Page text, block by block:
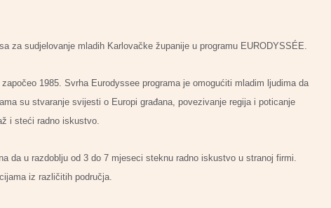
za sudjelovanje mladih Karlovačke županije u programu EURODYSSÉE.
1985. Svrha Eurodyssee programa je omogućiti mladim ljudima da
su stvaranje svijesti o Europi građana, povezivanje regija i poticanje
i steći radno iskustvo.
da u razdoblju od 3 do 7 mjeseci steknu radno iskustvo u stranoj firmi.
iz različitih područja.